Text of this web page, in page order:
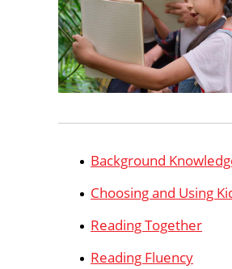
Background
Choosing and Using
Reading Together
Reading Fluency